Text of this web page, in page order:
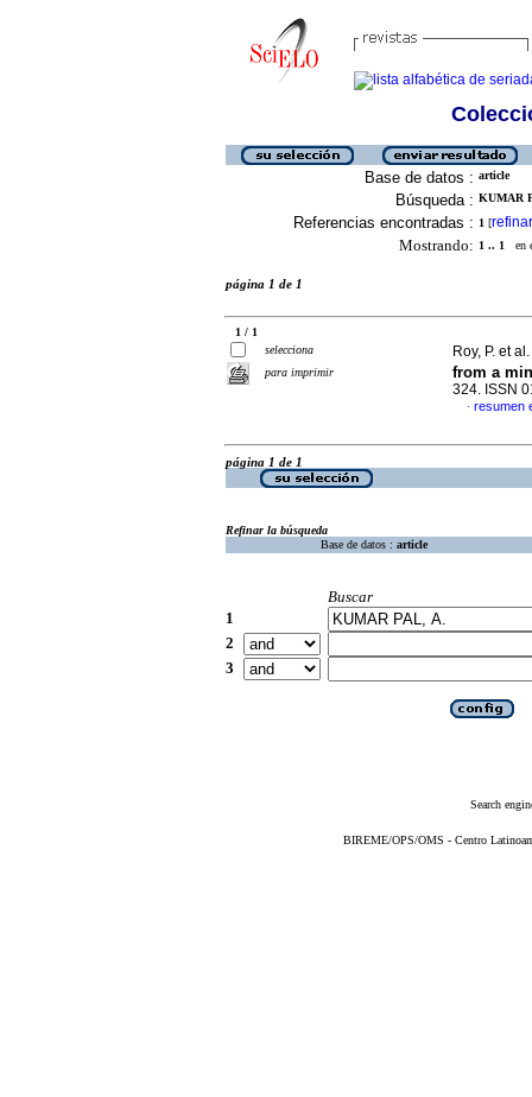
Base de datos : article
Búsqueda : KUMAR
Referencias encontradas : 1 [refinar
Mostrando: 1 .. 1 en
página 1 de 1
1 / 1
selecciona
para imprimir
Roy, P. et al.
from a
324. ISSN
· resumen
página 1 de 1
Refinar la búsqueda
Base de datos : article
Buscar
1
2
3
Search
BIREME/OPS/OMS - Centro